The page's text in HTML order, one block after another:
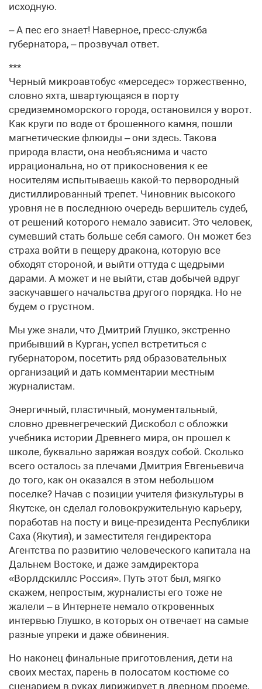
исходную.
– А пес его знает! Наверное, пресс-служба
губернатора, – прозвучал ответ.
***
Черный микроавтобус «мерседес» торжественно,
словно яхта, швартующаяся в порту
средиземноморского города, остановился у ворот.
Как круги по воде от брошенного камня, пошли
магнетические флюиды – они здесь. Такова
природа власти, она необъяснима и часто
иррациональна, но от прикосновения к ее
носителям испытываешь какой-то первородный
дистиллированный трепет. Чиновник высокого
уровня не в последнюю очередь вершитель судеб,
от решений которого немало зависит. Это человек,
сумевший стать больше себя самого. Он может без
страха войти в пещеру дракона, которую все
обходят стороной, и выйти оттуда с щедрыми
дарами. А может и не выйти, став добычей вдруг
заскучавшего начальства другого порядка. Но не
будем о грустном.
Мы уже знали, что Дмитрий Глушко, экстренно
прибывший в Курган, успел встретиться с
губернатором, посетить ряд образовательных
организаций и дать комментарии местным
журналистам.
Энергичный, пластичный, монументальный,
словно древнегреческий Дискобол с обложки
учебника истории Древнего мира, он прошел к
школе, буквально заряжая воздух собой. Сколько
всего осталось за плечами Дмитрия Евгеньевича
до того, как он оказался в этом небольшом
поселке? Начав с позиции учителя физкультуры в
Якутске, он сделал головокружительную карьеру,
поработав на посту и вице-президента Республики
Саха (Якутия), и заместителя гендиректора
Агентства по развитию человеческого капитала на
Дальнем Востоке, и даже замдиректора
«Ворлдскиллс Россия». Путь этот был, мягко
скажем, непростым, журналисты его тоже не
жалели – в Интернете немало откровенных
интервью Глушко, в которых он отвечает на самые
разные упреки и даже обвинения.
Но наконец финальные приготовления, дети на
своих местах, парень в полосатом костюме со
сценарием в руках дирижирует в дверном проеме,